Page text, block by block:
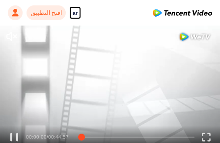
ar افتح التطبيق
00:00:00/00:44:57